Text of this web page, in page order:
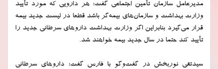
مدیرعامل سازمان تأمین اجتماعی گفت: هر دارویی که مورد تأیید
وزارت بهداشت و سازمان‌های بیمه‌گر باشد قطعا در لیست جدید بیمه
قرار می‌گیرد بنابراین اگر وزارت بهداشت داروهای سرطانی جدید را
تأیید کند حتما در سال جدید بیمه خواهند شد.
سید‌تقی نوربخش در گفت‌وگو با فارس گفت: داروهای سرطانی